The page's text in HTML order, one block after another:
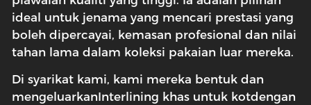
ideal untuk jenama yang mencari prestasi yang
boleh dipercayai, kemasan profesional dan nilai
tahan lama dalam koleksi pakaian luar mereka.
Di syarikat kami, kami mereka bentuk dan
mengeluarkanInterlining khas untuk kotdengan